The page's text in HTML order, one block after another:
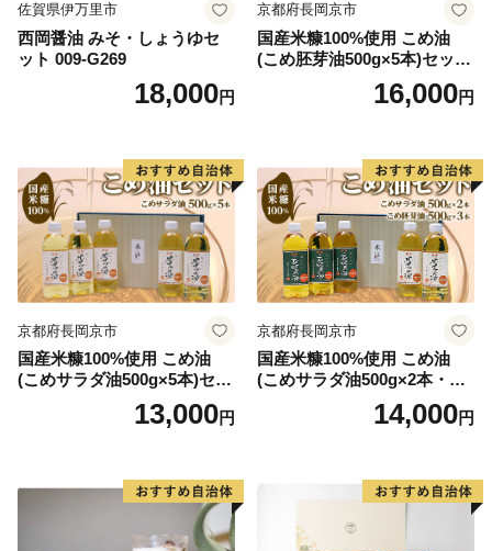
※下記URLからも申請書をダウンロードできます。
https://furusato-madoguchi.jp/service/kami/
■キャンセル・変更について
寄附者の都合により返礼品がお届けできない場合、返礼
品の再送は致しません。
また、香美町民の方が香美町にふるさと納税を行われた
場合は、返礼品をお送りすることはできかねます。
予めご了承ください。
【重要】ヤマト運輸の荷物転送有料化のお知らせ
ヤマト運輸の規定変更により、2023年6月1日（木）以
降、お荷物の送り状に記載されたご住所以外にお届け先
から変更後のお届け先までに生じた配送料（定価・着払
い）を別途お支払いいただくことになりました。
生じた配送料につきましては、ご贈答用の場合でも受取
佐賀県伊万里市
西岡醤油 みそ・しょうゆセ
ット 009-G269
18,000円
京都府長岡京市
国産米糠100%使用 こめ油
(こめ胚芽油500g×5本)セット
16,000円
京都府長岡京市
国産米糠100%使用 こめ油
(こめサラダ油500g×5本)セッ
13,000円
京都府長岡京市
国産米糠100%使用 こめ油
(こめサラダ油500g×2本・こ
め胚芽油500g×3本)セット [1
14,000円